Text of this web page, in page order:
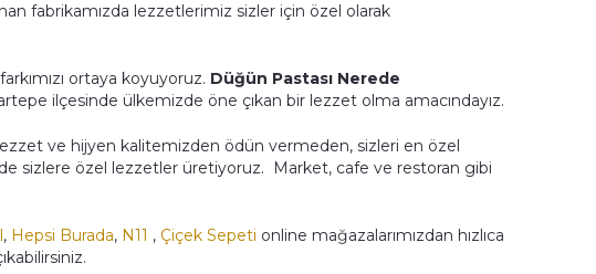
fabrikamızda lezzetlerimiz sizler için özel olarak
ortaya koyuyoruz. Düğün Pastası Nerede
ilçesinde ülkemizde öne çıkan bir lezzet olma amacındayız.
ve hijyen kalitemizden ödün vermeden, sizleri en özel
sizlere özel lezzetler üretiyoruz. Market, cafe ve restoran gibi
, Hepsi Burada, N11 , Çiçek Sepeti online mağazalarımızdan hızlıca